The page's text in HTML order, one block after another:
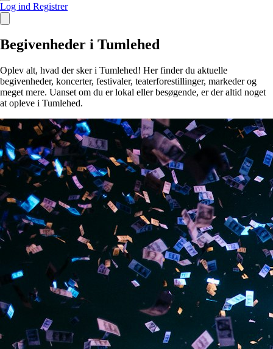
Log ind Registrer
Begivenheder i Tumlehed
Oplev alt, hvad der sker i Tumlehed! Her finder du aktuelle
begivenheder, koncerter, festivaler, teaterforestillinger, markeder og
meget mere. Uanset om du er lokal eller besøgende, er der altid noget
at opleve i Tumlehed.